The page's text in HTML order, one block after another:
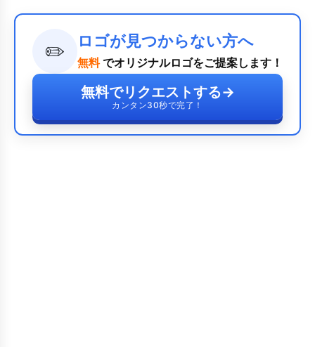
✏️ ロゴが見つからない方へ
無料 でオリジナルロゴをご提案します！
無料でリクエストする→
カンタン30秒で完了！